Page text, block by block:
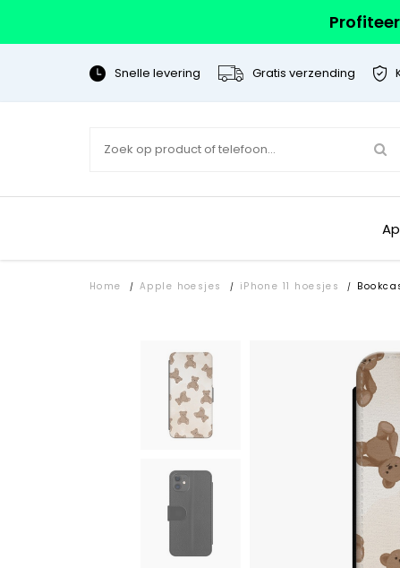
Snelle levering Gratis verzending
Home / Apple hoesjes / iPhone 11 hoesjes /